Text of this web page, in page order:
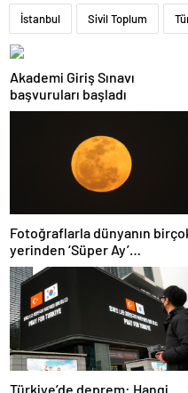
İstanbul Sivil Toplum
Akademi Giriş Sınavı
başvuruları başladı
Fotoğraflarla dünyanın
yerinden ‘Süper Ay’
manzaraları
Türkiye’de deprem: Hangi